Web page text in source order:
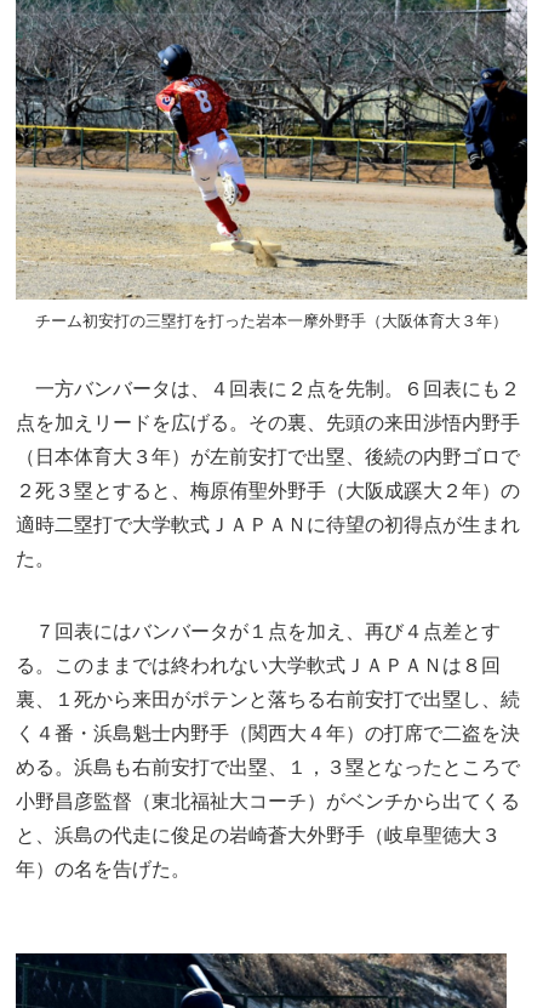
チーム初安打の三塁打を打った岩本一摩外野手（大阪体育大３年）
一方バンバータは、４回表に２点を先制。６回表にも２
点を加えリードを広げる。その裏、先頭の来田渉悟内野手
（日本体育大３年）が左前安打で出塁、後続の内野ゴロで
２死３塁とすると、梅原侑聖外野手（大阪成蹊大２年）の
適時二塁打で大学軟式ＪＡＰＡＮに待望の初得点が生まれ
た。
７回表にはバンバータが１点を加え、再び４点差とす
る。このままでは終われない大学軟式ＪＡＰＡＮは８回
裏、１死から来田がポテンと落ちる右前安打で出塁し、続
く４番・浜島魁士内野手（関西大４年）の打席で二盗を決
める。浜島も右前安打で出塁、１，３塁となったところで
小野昌彦監督（東北福祉大コーチ）がベンチから出てくる
と、浜島の代走に俊足の岩崎蒼大外野手（岐阜聖徳大３
年）の名を告げた。